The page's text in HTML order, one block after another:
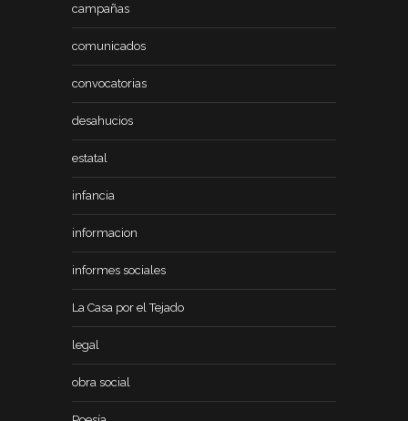
campañas
comunicados
convocatorias
desahucios
estatal
infancia
informacion
informes sociales
La Casa por el Tejado
legal
obra social